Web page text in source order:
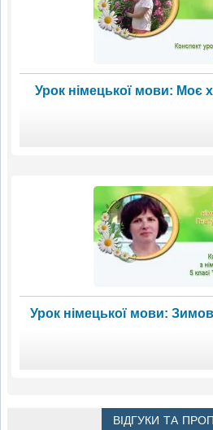
Урок німецької мови: Моє
Урок німецької мови:
ВІДГУКИ ТА